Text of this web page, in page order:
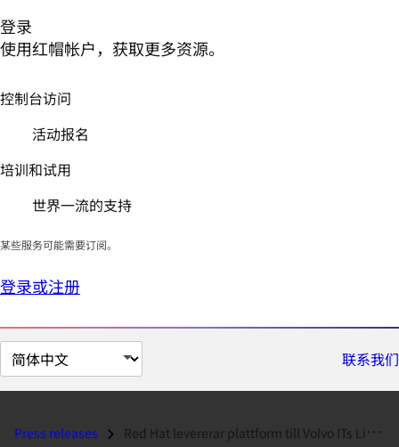
登录
使用红帽帐户，获取更多资源。
控制台访问
活动报名
培训和试用
世界一流的支持
某些服务可能需要订阅。
登录或注册
切
换
面
联系我们
Press releases Red Hat levererar plattform till Volvo ITs Linux-tjänster...